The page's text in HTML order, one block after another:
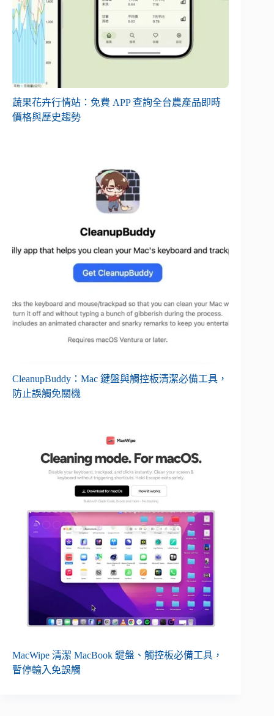
蔬果花卉行情站：免費 APP 查詢全台農產品即時
價格與歷史趨勢
CleanupBuddy：Mac 鍵盤與觸控板清潔必備工具，
防止誤觸免關機
MacWipe 清潔 MacBook 鍵盤、觸控板必備工具，
暫停輸入免誤觸